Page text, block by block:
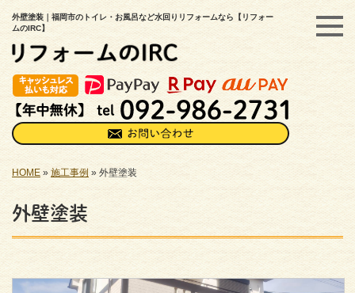
外壁塗装｜福岡市のトイレ・お風呂など水回りリフォームなら【リフォー
ムのIRC】
HOME » 施工事例 » 外壁塗装
外壁塗装